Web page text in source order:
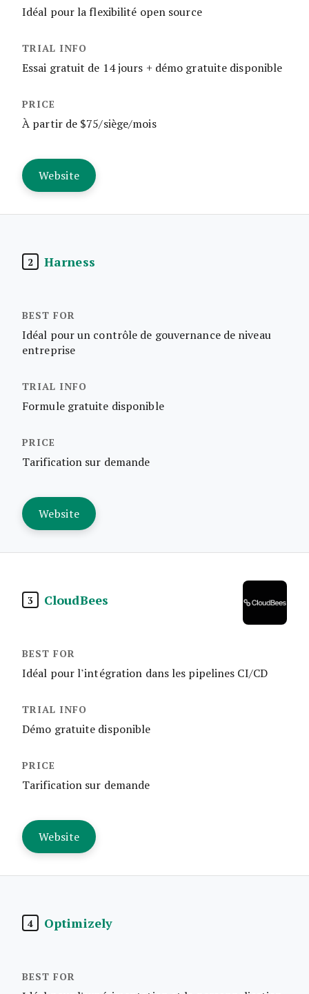
Idéal pour la flexibilité open source
Essai gratuit de 14 jours + démo gratuite disponible
À partir de $75/siège/mois
Website
2 Harness
Idéal pour un contrôle de gouvernance de niveau
entreprise
Formule gratuite disponible
Tarification sur demande
Website
3 CloudBees
Idéal pour l’intégration dans les pipelines CI/CD
Démo gratuite disponible
Tarification sur demande
Website
4 Optimizely